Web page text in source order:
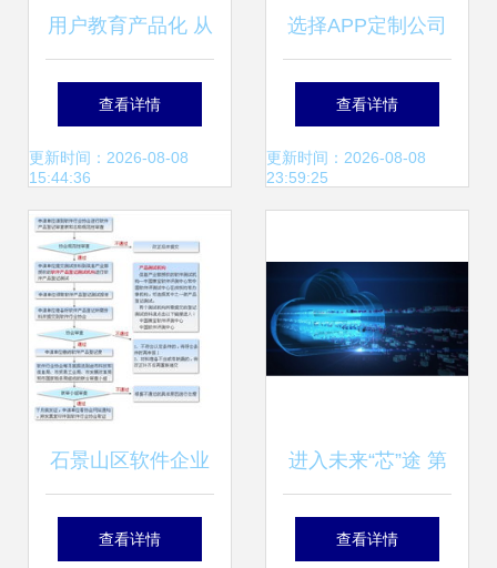
用户教育产品化 从
策略到实践的微型
服务设计指南
查看详情
更新时间：2026-08-08
15:44:36
选择APP定制公司
的四大黄金标准 华
韩软件是您的最佳
查看详情
更新时间：2026-08-08
23:59:25
石景山区软件企业
认定流程与软件开
查看详情
进入未来“芯”途 第
三代半导体材料的
查看详情